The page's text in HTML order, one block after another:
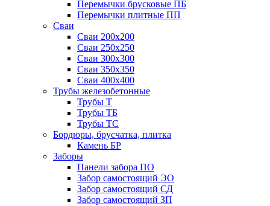
Перемычки брусковые ПБ
Перемычки плитные ПП
Сваи
Сваи 200х200
Сваи 250х250
Сваи 300х300
Сваи 350х350
Сваи 400х400
Трубы железобетонные
Трубы Т
Трубы ТБ
Трубы ТС
Бордюры, брусчатка, плитка
Камень БР
Заборы
Панели забора ПО
Забор самостоящий ЭО
Забор самостоящий СД
Забор самостоящий ЗП